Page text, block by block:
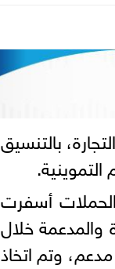
بالتنسيق
أسفرت
والمدعمة خلال
وتم اتخاذ